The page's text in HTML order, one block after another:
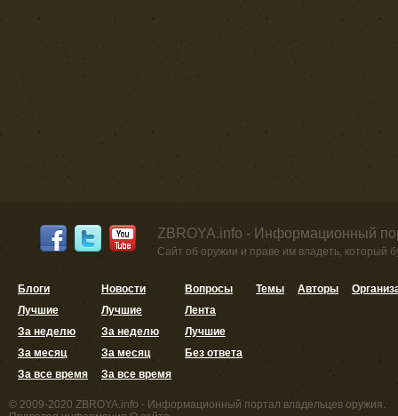
ZBROYA.info - Информационный
Сайт об оружии и праве им владеть, который
Блоги
Лучшие
За неделю
За месяц
За все время
Новости
Лучшие
За неделю
За месяц
За все время
Вопросы
Лента
Лучшие
Без ответа
Темы Авторы
© 2009-2020 ZBROYA.info - Информационный портал владельцев оружия.